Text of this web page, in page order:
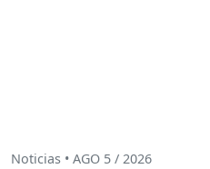
Noticias • AGO 5 / 2026